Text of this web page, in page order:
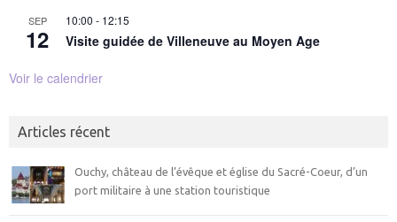
SEP
12
10:00 - 12:15
Visite guidée de Villeneuve au Moyen Age
Voir le calendrier
Articles récent
Ouchy, château de l’évêque et église du Sacré-Coeur, d’un
port militaire à une station touristique